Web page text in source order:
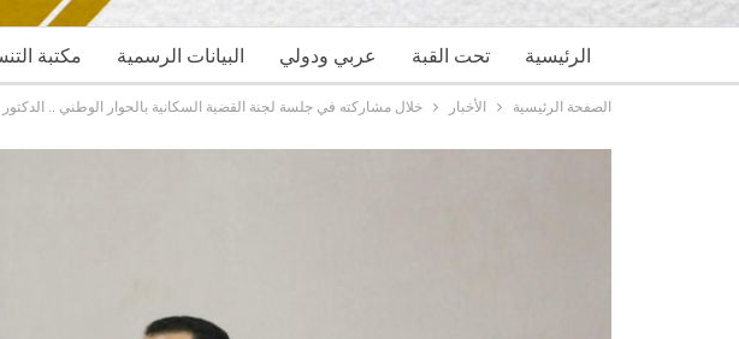
مكتبة البيانات الرسمية عربي ودولي تحت القبة الرئيسية
الصفحة الرئيسية الأخبار خلال مشاركته في جلسة لجنة القضية السكانية بالحوار الوطني ..